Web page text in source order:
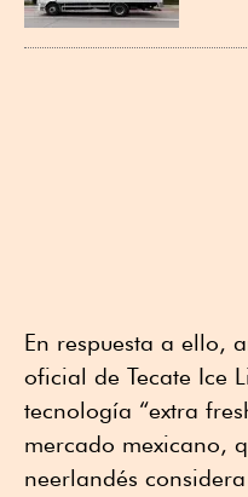
En respuesta a ello,
oficial de Tecate Ice
tecnología “extra
mercado mexicano,
neerlandés